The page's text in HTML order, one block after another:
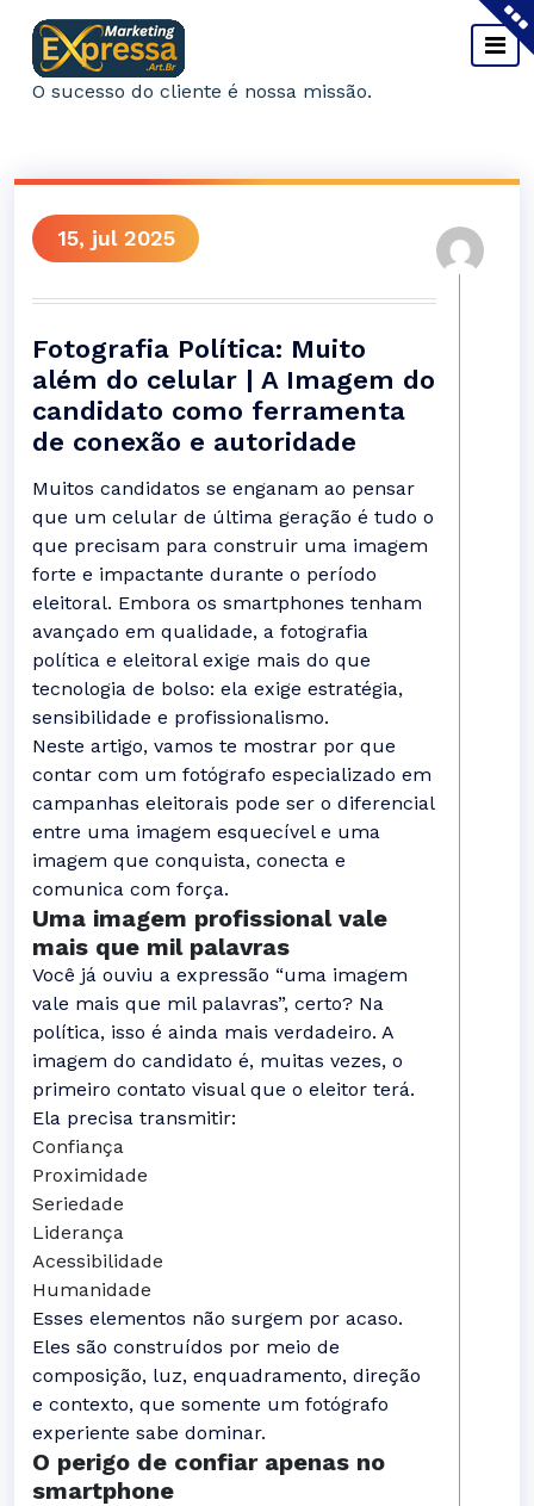
para
conteúdo
O sucesso do cliente é nossa missão.
15, jul 2025
Fotografia Política: Muito
além do celular | A Imagem do
candidato como ferramenta
de conexão e autoridade
Muitos candidatos se enganam ao pensar
que um celular de última geração é tudo o
que precisam para construir uma imagem
forte e impactante durante o período
eleitoral. Embora os smartphones tenham
avançado em qualidade, a fotografia
política e eleitoral exige mais do que
tecnologia de bolso: ela exige estratégia,
sensibilidade e profissionalismo.
Neste artigo, vamos te mostrar por que
contar com um fotógrafo especializado em
campanhas eleitorais pode ser o diferencial
entre uma imagem esquecível e uma
imagem que conquista, conecta e
comunica com força.
Uma imagem profissional vale
mais que mil palavras
Você já ouviu a expressão “uma imagem
vale mais que mil palavras”, certo? Na
política, isso é ainda mais verdadeiro. A
imagem do candidato é, muitas vezes, o
primeiro contato visual que o eleitor terá.
Ela precisa transmitir:
Confiança
Proximidade
Seriedade
Liderança
Acessibilidade
Humanidade
Esses elementos não surgem por acaso.
Eles são construídos por meio de
composição, luz, enquadramento, direção
e contexto, que somente um fotógrafo
experiente sabe dominar.
O perigo de confiar apenas no
smartphone